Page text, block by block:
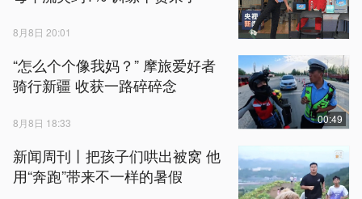
8月8日 20:01
“怎么个个像我妈？” 摩旅爱好者
骑行新疆 收获一路碎碎念
8月8日 18:33 00:49
新闻周刊丨把孩子们哄出被窝 他
用“奔跑”带来不一样的暑假